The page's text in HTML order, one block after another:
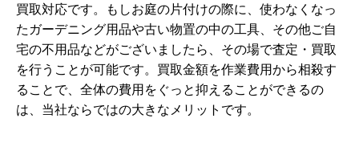
買取対応です。もしお庭の片付けの際に、使わなくなっ
たガーデニング用品や古い物置の中の工具、その他ご自
宅の不用品などがございましたら、その場で査定・買取
を行うことが可能です。買取金額を作業費用から相殺す
ることで、全体の費用をぐっと抑えることができるの
は、当社ならではの大きなメリットです。